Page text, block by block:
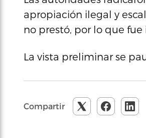
apropiación ilegal y
no prestó, por lo que
La vista preliminar se
Compartir